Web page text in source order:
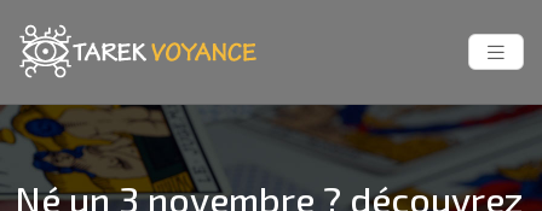
Né un 3 novembre ? découvrez